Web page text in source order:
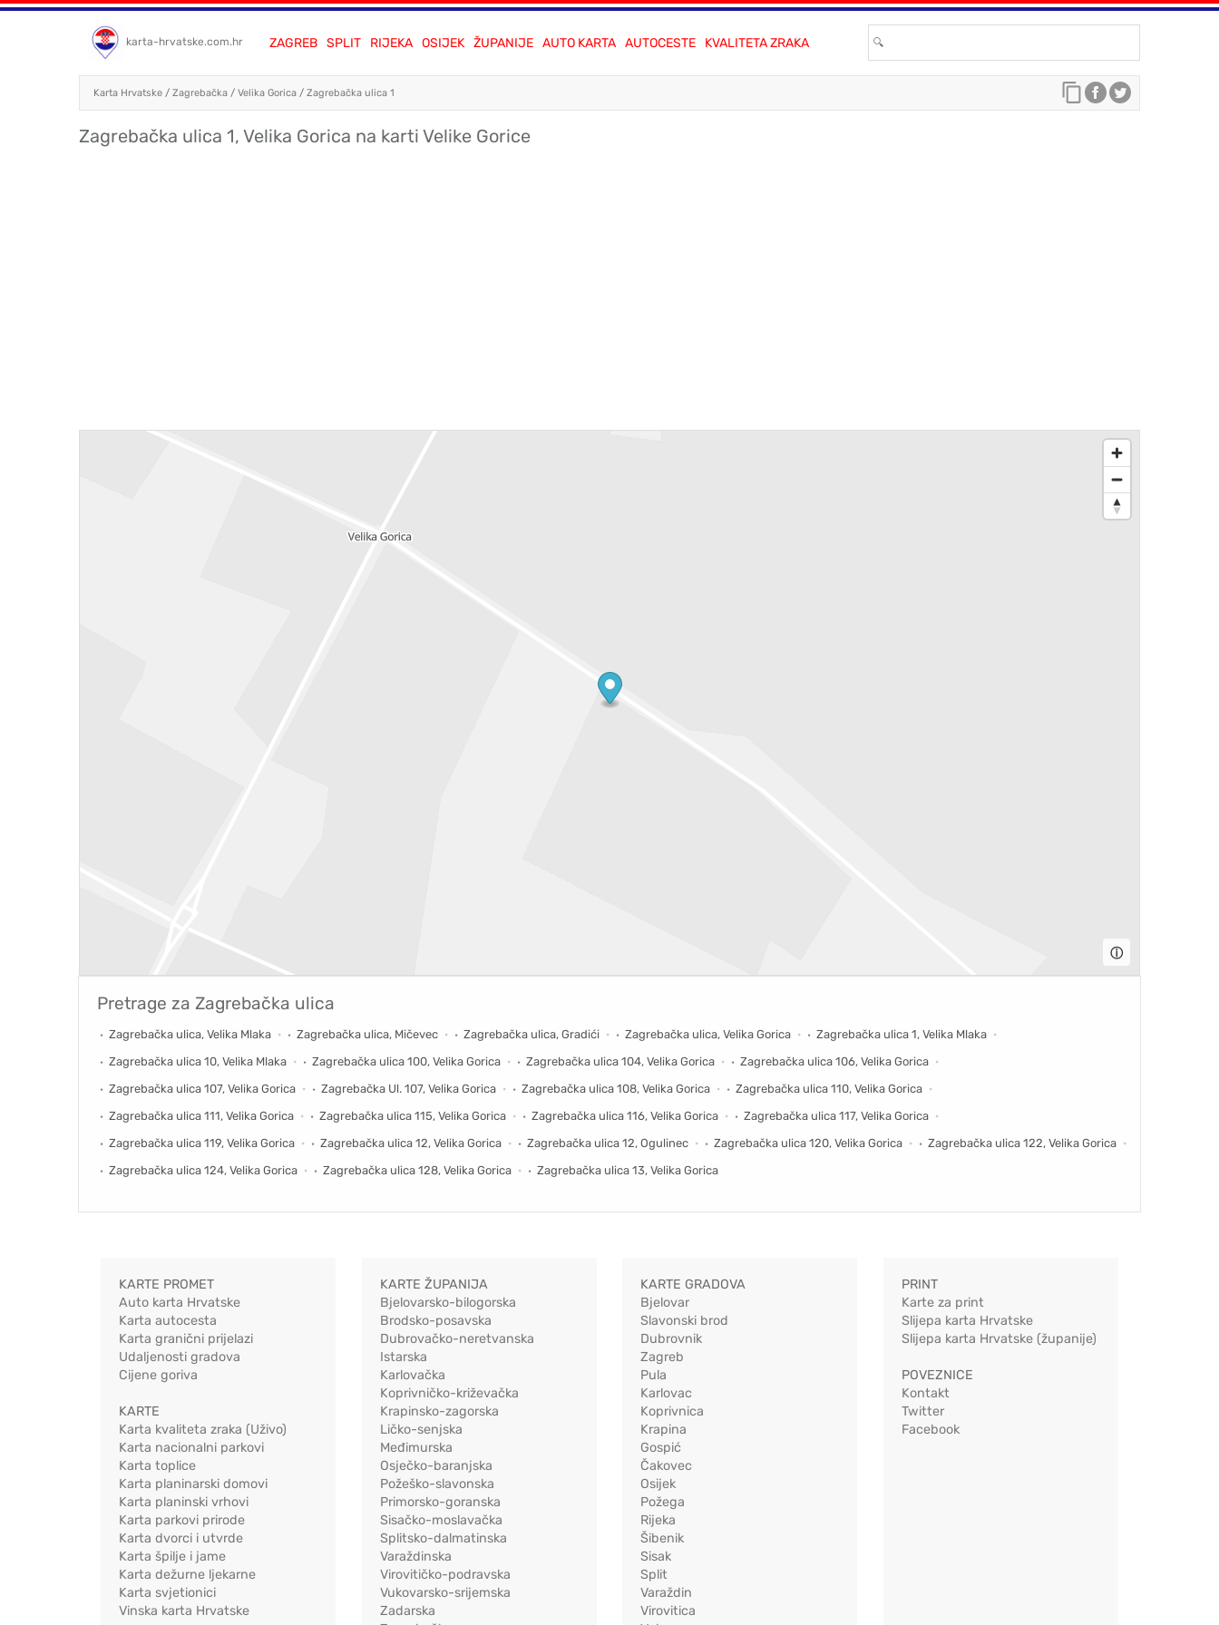
karta-hrvatske.com.hr ZAGREB SPLIT RIJEKA OSIJEK ŽUPANIJE AUTO KARTA AUTOCESTE KVALITETA ZRAKA
Karta Hrvatske / Zagrebačka / Velika Gorica / Zagrebačka ulica 1
Zagrebačka ulica 1, Velika Gorica na karti Velike Gorice
ⓘ
Pretrage za Zagrebačka ulica
Zagrebačka ulica, Velika Mlaka Zagrebačka ulica, Mičevec Zagrebačka ulica, Gradići Zagrebačka ulica, Velika Gorica
Zagrebačka ulica 1, Velika Mlaka
Zagrebačka ulica 10, Velika Mlaka
Zagrebačka ulica 100, Velika Gorica Zagrebačka ulica 104, Velika Gorica
Zagrebačka ulica 106, Velika Gorica
Zagrebačka ulica 107, Velika Gorica
Zagrebačka Ul. 107, Velika Gorica Zagrebačka ulica 108, Velika Gorica
Zagrebačka ulica 110, Velika Gorica
Zagrebačka ulica 111, Velika Gorica
Zagrebačka ulica 115, Velika Gorica Zagrebačka ulica 116, Velika Gorica
Zagrebačka ulica 117, Velika Gorica
Zagrebačka ulica 119, Velika Gorica
Zagrebačka ulica 12, Velika Gorica Zagrebačka ulica 12, Ogulinec Zagrebačka ulica 120, Velika Gorica
Zagrebačka ulica 122, Velika Gorica
Zagrebačka ulica 124, Velika Gorica
Zagrebačka ulica 128, Velika Gorica Zagrebačka ulica 13, Velika Gorica
KARTE PROMET
Auto karta Hrvatske
Karta autocesta
Karta granični prijelazi
Udaljenosti gradova
Cijene goriva
KARTE
Karta kvaliteta zraka (Uživo)
Karta nacionalni parkovi
Karta toplice
Karta planinarski domovi
Karta planinski vrhovi
Karta parkovi prirode
Karta dvorci i utvrde
Karta špilje i jame
Karta dežurne ljekarne
Karta svjetionici
Vinska karta Hrvatske
KARTE ŽUPANIJA
Bjelovarsko-bilogorska
Brodsko-posavska
Dubrovačko-neretvanska
Istarska
Karlovačka
Koprivničko-križevačka
Krapinsko-zagorska
Ličko-senjska
Međimurska
Osječko-baranjska
Požeško-slavonska
Primorsko-goranska
Sisačko-moslavačka
Splitsko-dalmatinska
Varaždinska
Virovitičko-podravska
Vukovarsko-srijemska
Zadarska
KARTE GRADOVA
Bjelovar
Slavonski brod
Dubrovnik
Zagreb
Pula
Karlovac
Koprivnica
Krapina
Gospić
Čakovec
Osijek
Požega
Rijeka
Šibenik
Sisak
Split
Varaždin
Virovitica
PRINT
Karte za print
Slijepa karta Hrvatske
Slijepa karta Hrvatske (županije)
POVEZNICE
Kontakt
Twitter
Facebook